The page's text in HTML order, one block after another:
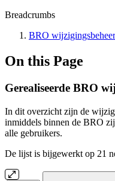
Breadcrumbs
BRO wijzigingsbeheer
On this Page
Gerealiseerde BRO
In dit overzicht zijn de
inmiddels binnen de BRO
alle gebruikers.
De lijst is bijgewerkt op 21